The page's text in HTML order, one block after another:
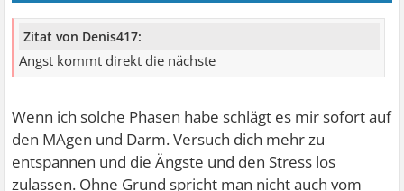
Zitat von Denis417:
Angst kommt direkt die nächste
Wenn ich solche Phasen habe schlägt es mir sofort auf
den MAgen und Darm. Versuch dich mehr zu
entspannen und die Ängste und den Stress los
zulassen. Ohne Grund spricht man nicht auch vom